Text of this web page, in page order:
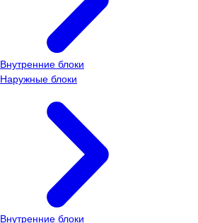
Внутренние блоки
Наружные блоки
Внутренние блоки